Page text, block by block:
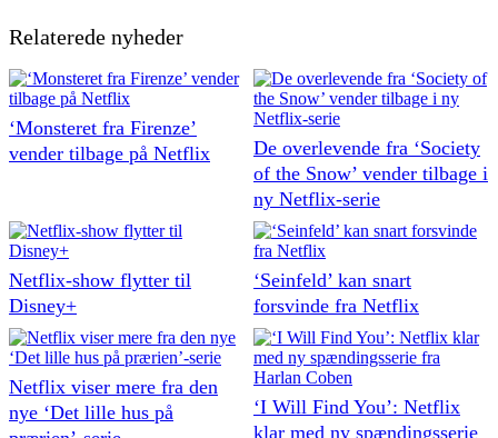
Relaterede nyheder
‘Monsteret fra Firenze’
vender tilbage på Netflix
De overlevende fra ‘Society
of the Snow’ vender tilbage i
ny Netflix-serie
Netflix-show flytter til
Disney+
‘Seinfeld’ kan snart
forsvinde fra Netflix
Netflix viser mere fra den
nye ‘Det lille hus på
‘I Will Find You’: Netflix
klar med ny spændingsserie